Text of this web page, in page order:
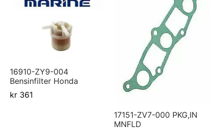
16910-ZY9-004
Bensinfilter Honda
kr 361
17151-ZV7-000 PKG,IN
MNFLD